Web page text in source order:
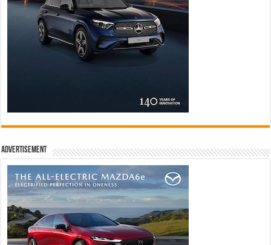
Advertisement